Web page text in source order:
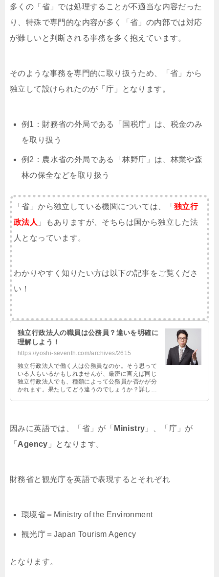
多くの「省」では処理することが不適当な内容だった
り、特殊で専門的な内容が多く「省」の内部では対応
が難しいと判断される事務を多く抱えています。
そのような事務を専門的に取り扱うため、「省」から
独立して設けられたのが「庁」となります。
例1：財務省の外局である「国税庁」は、税金のみ
を取り扱う
例2：農水省の外局である「林野庁」は、林業や森
林の保全などを取り扱う
「省」から独立している機関については、「 独立行
政法人 」もありますが、そちらは国から独立した法
人となっています。
わかりやすく知りたい方は以下の記事をご覧くださ
い！
独立行政法人の職員は公務員？違いを明確に
理解しよう！
https://yoshi-seventh.com/archives/2615
独立行政法人で働く人は公務員なのか。そう思って
いる人もいるかもしれませんが、厳密に言えば同じ
独立行政法人でも、種類によって公務員か否かが分
かれます。果たしてどう違うのでしょうか？詳しく
因みに英語では、「省」が「 Ministry 」、「庁」が
「Agency 」となります。
財務省と観光庁を英語で表現するとそれぞれ
環境省＝Ministry of the Environment
観光庁＝Japan Tourism Agency
となります。